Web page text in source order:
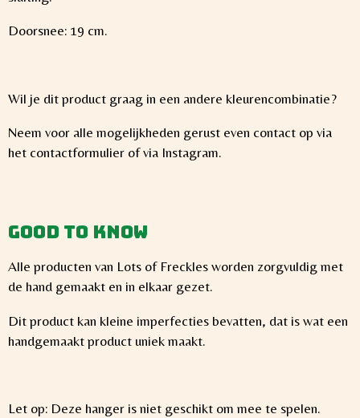
Doorsnee: 19 cm.
Wil je dit product graag in een andere kleurencombinatie?
Neem voor alle mogelijkheden gerust even contact op via
het contactformulier of via Instagram.
Good to know
Alle producten van Lots of Freckles worden zorgvuldig met
de hand gemaakt en in elkaar gezet.
Dit product kan kleine imperfecties bevatten, dat is wat een
handgemaakt product uniek maakt.
Let op: Deze hanger is niet geschikt om mee te spelen.